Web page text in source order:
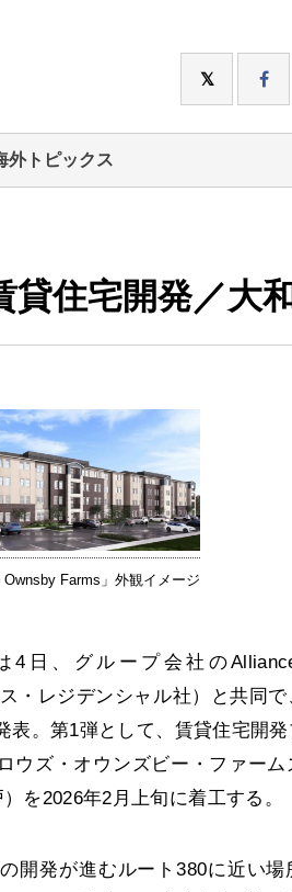
外トピックス
貸住宅開発／大
Ownsby Farms」外観イメージ
日、グループ会社の
・レジデンシャル社）と共同
表。第1弾として、賃貸住宅開発
ウズ・オウンズビー・ファー
を2026年2月上旬に着工する。
開発が進むルート380に近い場